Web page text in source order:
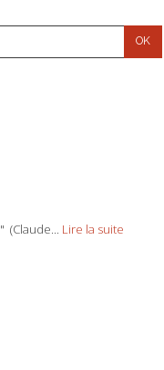
Lire la suite